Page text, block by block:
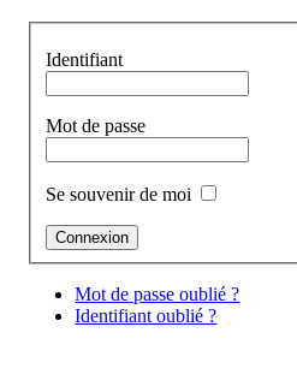
Identifiant
Mot de passe
Se souvenir de moi
Mot de passe oublié ?
Identifiant oublié ?